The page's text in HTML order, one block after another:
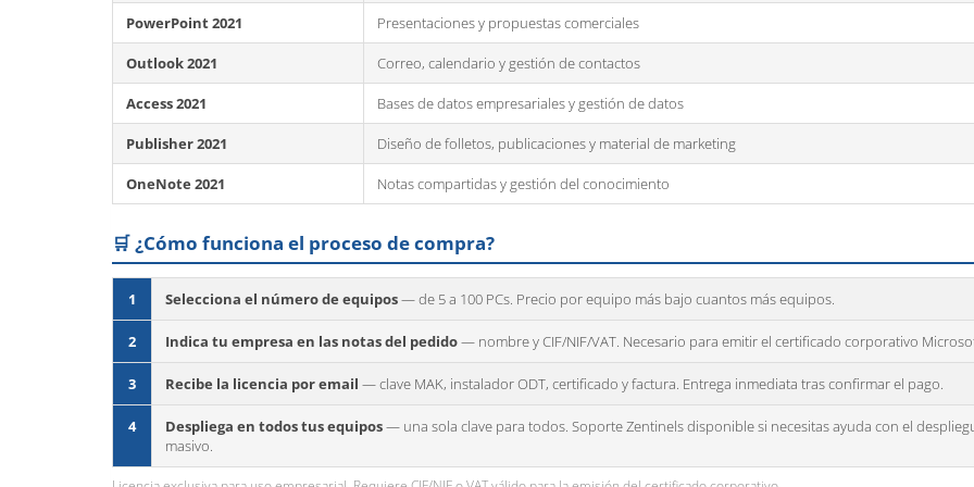
PowerPoint 2021 Presentaciones y propuestas comerciales
Outlook 2021 Correo, calendario y gestión de contactos
Access 2021 Bases de datos empresariales y gestión de datos
Publisher 2021 Diseño de folletos, publicaciones y material de marketing
OneNote 2021 Notas compartidas y gestión del conocimiento
🛒 ¿Cómo funciona el proceso de compra?
1 Selecciona el número de equipos— de 5 a 100 PCs. Precio por equipo más bajo cuantos más equipos.
2 Indica tu empresa en las notas del pedido— nombre y CIF/NIF/VAT. Necesario para emitir el certificado corporativo
3 Recibe la licencia por email — clave MAK, instalador ODT, certificado y factura. Entrega inmediata tras confirmar el pago.
4 Despliega en todos tus equipos— una sola clave para todos. Soporte Zentinels disponible si necesitas ayuda con el
masivo.